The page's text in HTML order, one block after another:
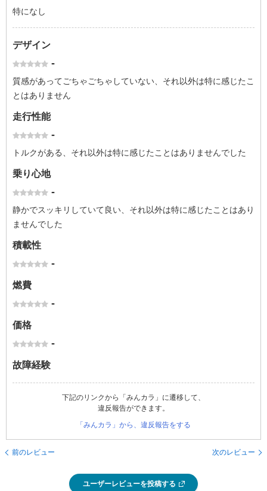
特になし
デザイン
-
質感があってごちゃごちゃしていない、それ以外は特に感じたこ
とはありません
走行性能
-
トルクがある、それ以外は特に感じたことはありませんでした
乗り心地
-
静かでスッキリしていて良い、それ以外は特に感じたことはあり
ませんでした
積載性
-
燃費
-
価格
-
故障経験
下記のリンクから「みんカラ」に遷移して、
違反報告ができます。
「みんカラ」から、違反報告をする
前のレビュー 次のレビュー
ユーザーレビューを投稿する